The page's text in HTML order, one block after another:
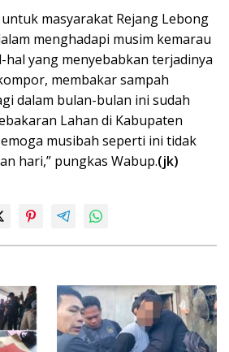
masyarakat Rejang Lebong
menghadapi musim kemarau
hal yang menyebabkan terjadinya
membakar sampah
dalam bulan-bulan ini sudah
Lahan di Kabupaten
musibah seperti ini tidak
hari,” pungkas Wabup.(jk)